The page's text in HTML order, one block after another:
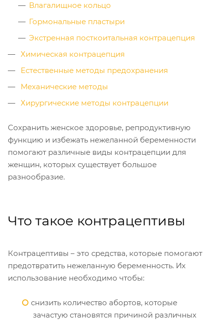
Влагалищное кольцо
Гормональные пластыри
Экстренная посткоитальная контрацепция
Химическая контрацепция
Естественные методы предохранения
Механические методы
Хирургические методы контрацепции
Сохранить женское здоровье, репродуктивную
функцию и избежать нежеланной беременности
помогают различные виды контрацепции для
женщин, которых существует большое
разнообразие.
Что такое контрацептивы
Контрацептивы – это средства, которые помогают
предотвратить нежеланную беременность. Их
использование необходимо чтобы:
снизить количество абортов, которые
зачастую становятся причиной различных